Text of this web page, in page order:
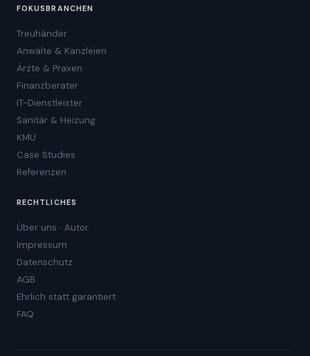
FOKUSBRANCHEN
Treuhänder
Anwälte & Kanzleien
Ärzte & Praxen
Finanzberater
IT-Dienstleister
Sanitär & Heizung
KMU
Case Studies
Referenzen
RECHTLICHES
Über uns · Autor
Impressum
Datenschutz
AGB
Ehrlich statt garantiert
FAQ